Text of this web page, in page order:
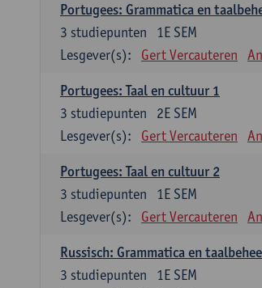
Portugees: Grammatica en
1E SEM
3 studiepunten
Lesgever(s):
Gert Vercauteren
Portugees: Taal en cultuur 1
2E SEM
3 studiepunten
Lesgever(s):
Gert Vercauteren
Portugees: Taal en cultuur 2
1E SEM
3 studiepunten
Lesgever(s):
Gert Vercauteren
Russisch: Grammatica en
1E SEM
3 studiepunten